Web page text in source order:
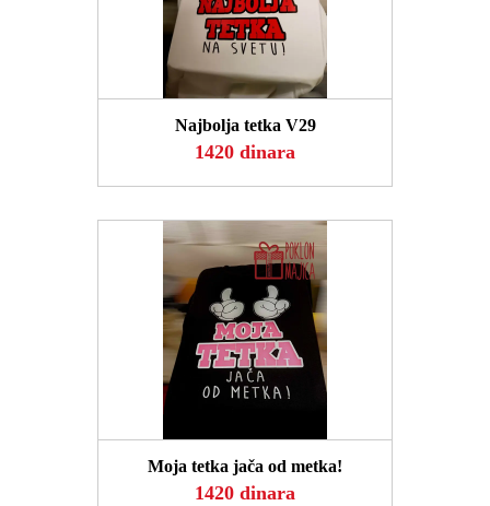
POGLEDAJ
Najbolja tetka V29
1420 dinara
Moja tetka jača od metka!
1420 dinara